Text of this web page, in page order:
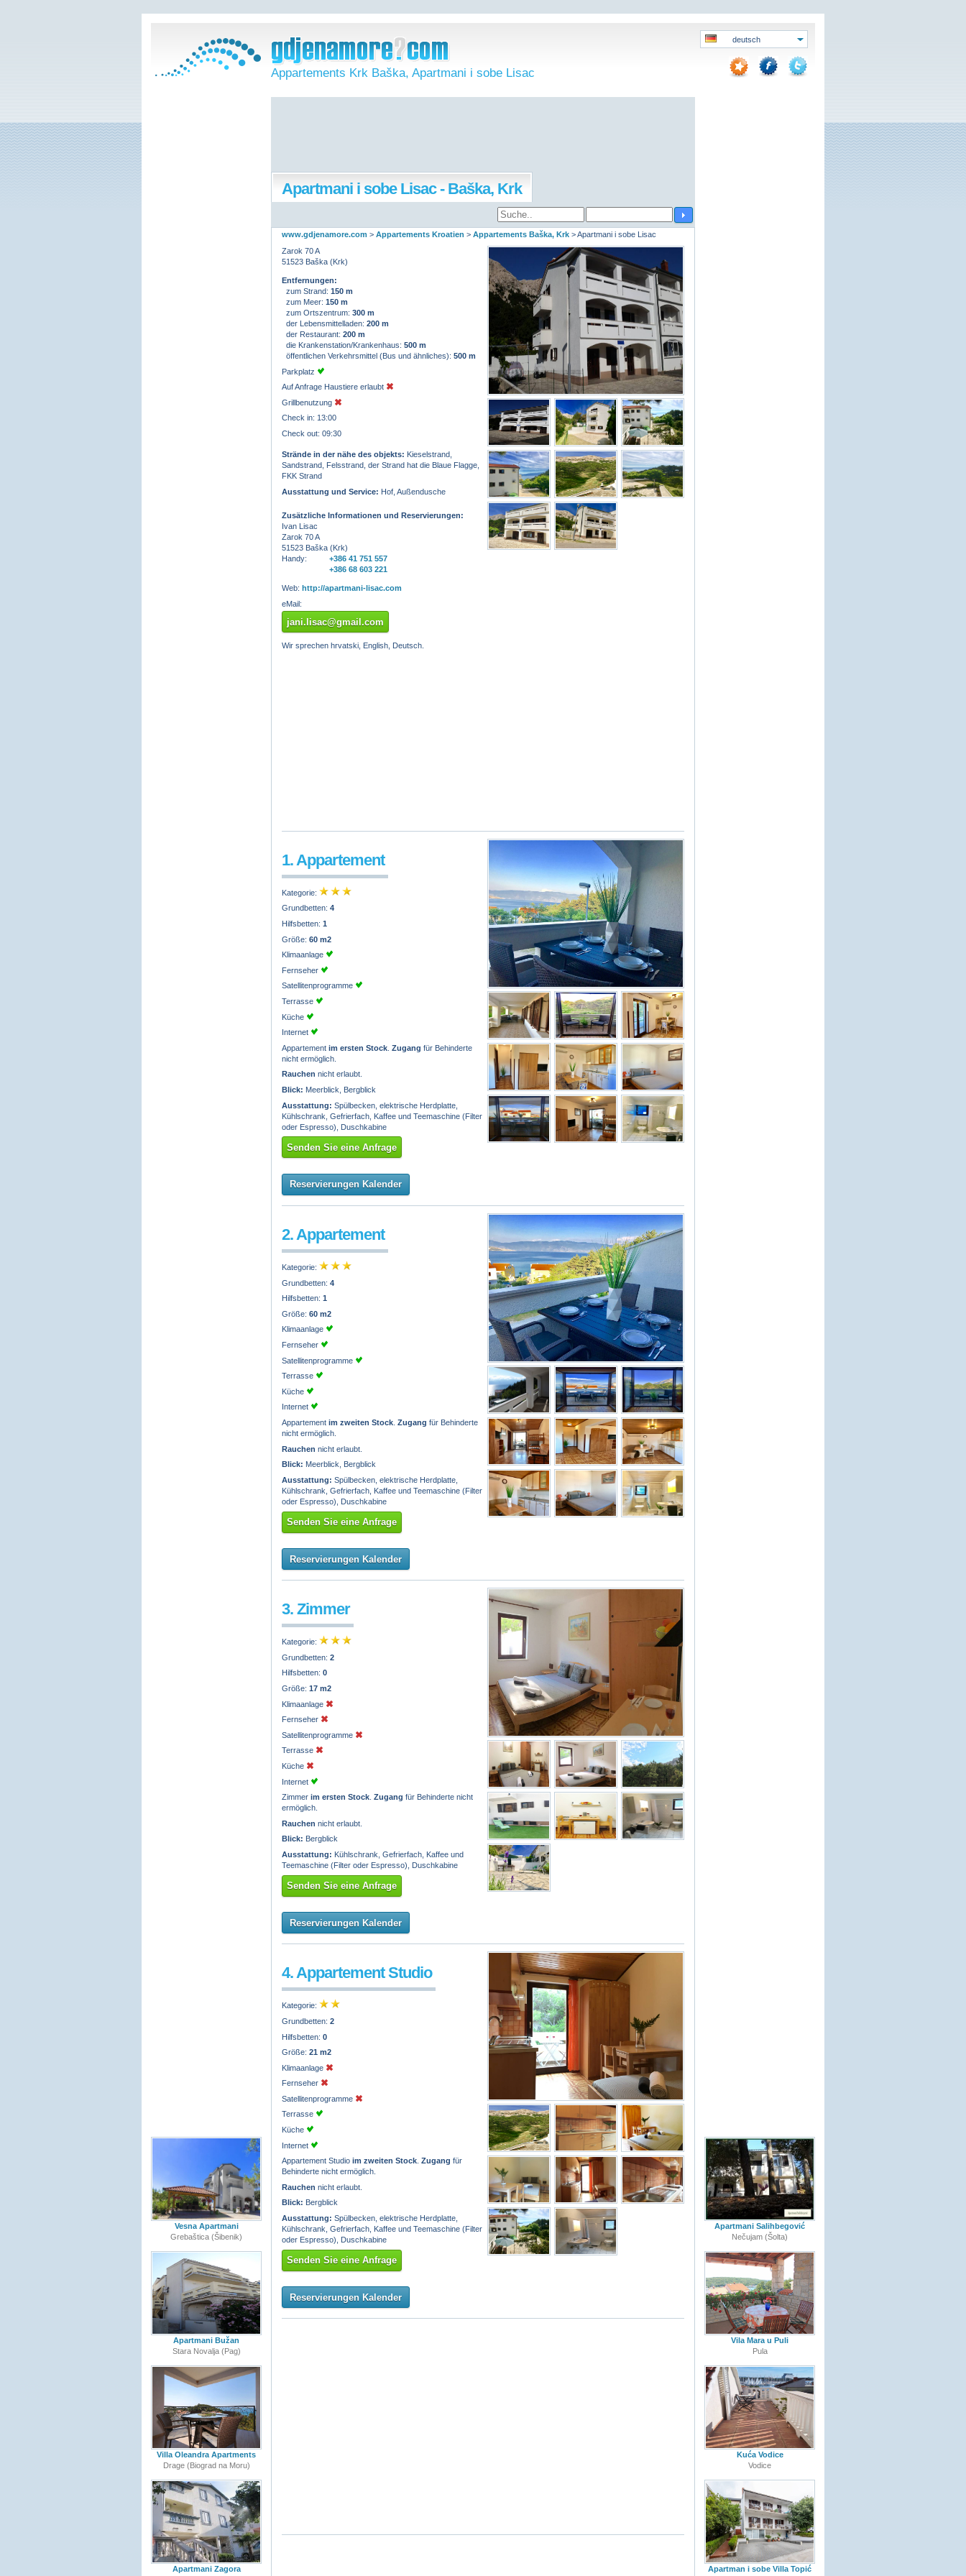
Appartements Krk Baška, Apartmani i sobe Lisac
deutsch
Apartmani i sobe Lisac - Baška, Krk
www.gdjenamore.com > Appartements Kroatien > Appartements Baška, Krk >Apartmani i sobe Lisac
Zarok 70 A
51523 Baška (Krk)
Entfernungen:
zum Strand: 150 m
zum Meer: 150 m
zum Ortszentrum: 300 m
der Lebensmittelladen: 200 m
der Restaurant: 200 m
die Krankenstation/Krankenhaus: 500 m
öffentlichen Verkehrsmittel (Bus und ähnliches): 500 m
Parkplatz
Auf Anfrage Haustiere erlaubt
Grillbenutzung
Check in: 13:00
Check out: 09:30
Strände in der nähe des objekts: Kieselstrand,
Sandstrand, Felsstrand, der Strand hat die Blaue Flagge,
FKK Strand
Ausstattung und Service: Hof, Außendusche
Zusätzliche Informationen und Reservierungen:
Ivan Lisac
Zarok 70 A
51523 Baška (Krk)
Handy:
+386 41 751 557
+386 68 603 221
Web: http://apartmani-lisac.com
eMail:
jani.lisac@gmail.com
Wir sprechen hrvatski, English, Deutsch.
1. Appartement
Kategorie:
Grundbetten: 4
Hilfsbetten: 1
Größe: 60 m2
Klimaanlage
Fernseher
Satellitenprogramme
Terrasse
Küche
Internet
Appartement im ersten Stock Zugang für Behinderte
nicht ermöglich.
Rauchen nicht erlaubt.
Blick: Meerblick, Bergblick
Ausstattung: Spülbecken, elektrische Herdplatte,
Kühlschrank, Gefrierfach, Kaffee und Teemaschine (Filter
oder Espresso), Duschkabine
Senden Sie eine Anfrage
Reservierungen Kalender
2. Appartement
Kategorie:
Grundbetten: 4
Hilfsbetten: 1
Größe: 60 m2
Klimaanlage
Fernseher
Satellitenprogramme
Terrasse
Küche
Internet
Appartement im zweiten Stock Zugang für Behinderte
nicht ermöglich.
Rauchen nicht erlaubt.
Blick: Meerblick, Bergblick
Ausstattung: Spülbecken, elektrische Herdplatte,
Kühlschrank, Gefrierfach, Kaffee und Teemaschine (Filter
oder Espresso), Duschkabine
Senden Sie eine Anfrage
Reservierungen Kalender
3. Zimmer
Kategorie:
Grundbetten: 2
Hilfsbetten: 0
Größe: 17 m2
Klimaanlage
Fernseher
Satellitenprogramme
Terrasse
Küche
Internet
Zimmer im ersten Stock Zugang für Behinderte nicht
ermöglich.
Rauchen nicht erlaubt.
Blick: Bergblick
Ausstattung: Kühlschrank, Gefrierfach, Kaffee und
Teemaschine (Filter oder Espresso), Duschkabine
Senden Sie eine Anfrage
Reservierungen Kalender
4. Appartement Studio
Kategorie:
Grundbetten: 2
Hilfsbetten: 0
Größe: 21 m2
Klimaanlage
Fernseher
Satellitenprogramme
Terrasse
Küche
Internet
Appartement Studio im zweiten Stock Zugang für
Behinderte nicht ermöglich.
Rauchen nicht erlaubt.
Blick: Bergblick
Ausstattung: Spülbecken, elektrische Herdplatte,
Kühlschrank, Gefrierfach, Kaffee und Teemaschine (Filter
oder Espresso), Duschkabine
Senden Sie eine Anfrage
Reservierungen Kalender
Vesna Apartmani
Grebaštica (Šibenik)
Apartmani Bužan
Stara Novalja (Pag)
Villa Oleandra Apartments
Drage (Biograd na Moru)
Apartmani Zagora
Apartmani Salihbegović
Nečujam (Šolta)
Vila Mara u Puli
Pula
Kuća Vodice
Vodice
Apartman i sobe Villa Topić